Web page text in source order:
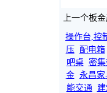
上一个板金
操作台,控
压
配电箱
吧桌 密集
金 永昌家
能交通
建